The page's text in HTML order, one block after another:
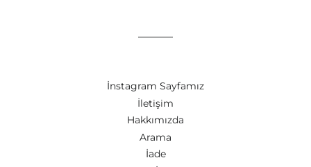
İnstagram Sayfamız
İletişim
Hakkımızda
Arama
İade